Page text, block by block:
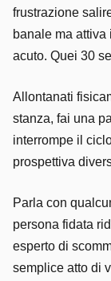
frustrazione
banale ma
acuto. Quei 30
Allontanati
stanza, fai una
interrompe il
prospettiva
Parla con
persona fidata
esperto di
semplice atto di